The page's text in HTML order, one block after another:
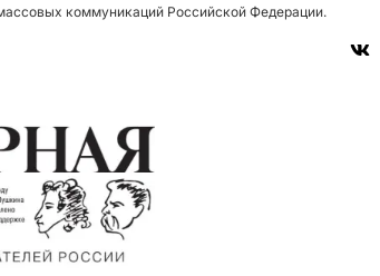
коммуникаций Российской Федерации.